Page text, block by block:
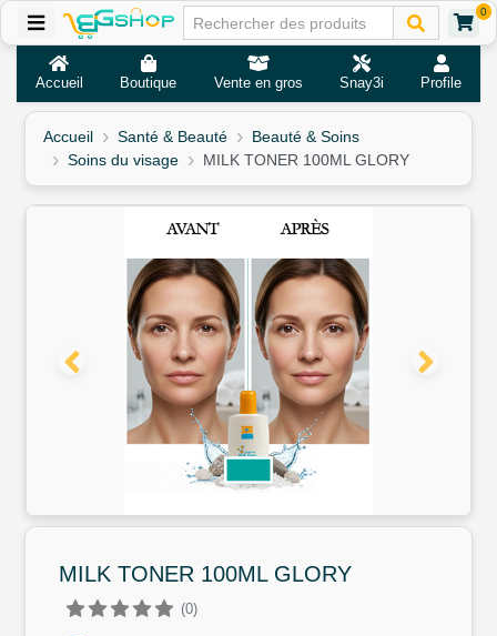
0
Accueil Boutique Vente en gros Snay3i Profile
Accueil Santé & Beauté
Beauté & Soins
Soins du visage
MILK TONER 100ML GLORY
MILK TONER 100ML GLORY
(0)